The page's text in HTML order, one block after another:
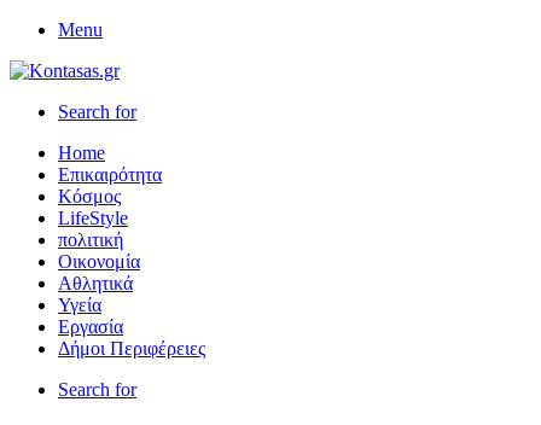
Menu
Search for
Home
Επικαιρότητα
Κόσμος
LifeStyle
πολιτική
Οικονομία
Αθλητικά
Υγεία
Εργασία
Δήμοι Περιφέρειες
Search for